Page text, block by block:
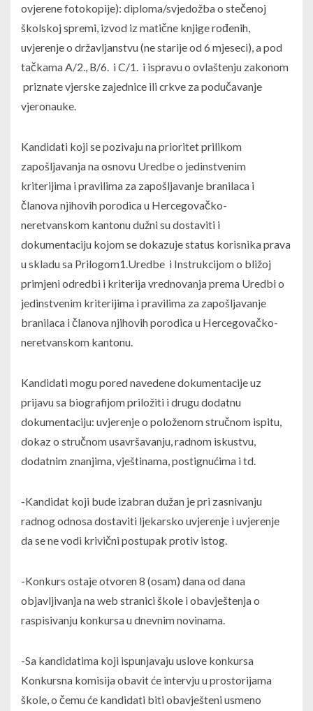
ovjerene fotokopije): diploma/svjedožba o stečenoj
školskoj spremi, izvod iz matične knjige rođenih,
uvjerenje o državljanstvu (ne starije od 6 mjeseci), a pod
tačkama A/2., B/6. i C/1. i ispravu o ovlaštenju zakonom
priznate vjerske zajednice ili crkve za podučavanje
vjeronauke.
Kandidati koji se pozivaju na prioritet prilikom
zapošljavanja na osnovu Uredbe o jedinstvenim
kriterijima i pravilima za zapošljavanje branilaca i
članova njihovih porodica u Hercegovačko-
neretvanskom kantonu dužni su dostaviti i
dokumentaciju kojom se dokazuje status korisnika prava
u skladu sa Prilogom1.Uredbe i Instrukcijom o bližoj
primjeni odredbi i kriterija vrednovanja prema Uredbi o
jedinstvenim kriterijima i pravilima za zapošljavanje
branilaca i članova njihovih porodica u Hercegovačko-
neretvanskom kantonu.
Kandidati mogu pored navedene dokumentacije uz
prijavu sa biografijom priložiti i drugu dodatnu
dokumentaciju: uvjerenje o položenom stručnom ispitu,
dokaz o stručnom usavršavanju, radnom iskustvu,
dodatnim znanjima, vještinama, postignućima i td.
-Kandidat koji bude izabran dužan je pri zasnivanju
radnog odnosa dostaviti ljekarsko uvjerenje i uvjerenje
da se ne vodi krivični postupak protiv istog.
-Konkurs ostaje otvoren 8 (osam) dana od dana
objavljivanja na web stranici škole i obavještenja o
raspisivanju konkursa u dnevnim novinama.
-Sa kandidatima koji ispunjavaju uslove konkursa
Konkursna komisija obavit će intervju u prostorijama
škole, o čemu će kandidati biti obavješteni usmeno